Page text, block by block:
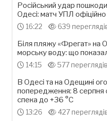
Російський удар
Одесі: матч УПЛ
16:22 639
Біля пляжу «Фрегат» на
морську воду: що
14:15 577 переглядів
В Одесі та на Одещині
попередження: 8 серпня
спека до +36 °С
13:26 427